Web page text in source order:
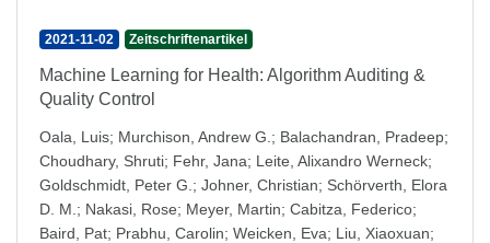
2021-11-02 Zeitschriftenartikel
Machine Learning for Health: Algorithm Auditing &
Quality Control
Oala, Luis; Murchison, Andrew G. ; Balachandran, Pradeep;
Choudhary, Shruti; Fehr, Jana; Leite, Alixandro Werneck;
Goldschmidt, Peter G. ; Johner, Christian; Schörverth, Elora
D. M. ; Nakasi, Rose; Meyer, Martin; Cabitza, Federico;
Baird, Pat; Prabhu, Carolin; Weicken, Eva; Liu, Xiaoxuan;